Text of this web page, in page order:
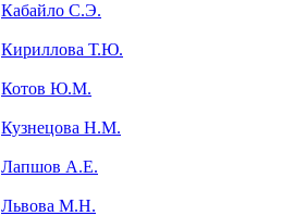
Кабайло С.Э.
Кириллова Т.Ю.
Котов Ю.М.
Кузнецова Н.М.
Лапшов А.Е.
Львова М.Н.